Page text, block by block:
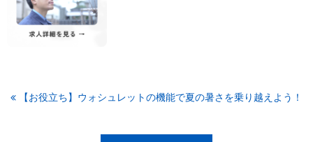
【お役立ち】ウォシュレットの機能で夏の暑さを乗り越えよう！